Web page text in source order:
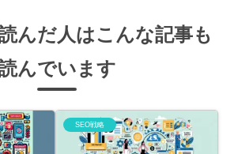
んだ人はこんな記事も
んでいます
SEO戦略